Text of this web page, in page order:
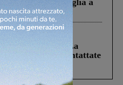
aveva ucciso la figlia a
di Miah Billal. La
avvistamento contattate